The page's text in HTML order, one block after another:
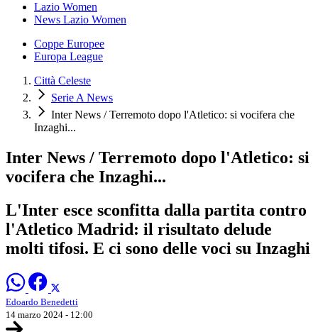
Lazio Women
News Lazio Women
Coppe Europee
Europa League
Città Celeste
Serie A News
Inter News / Terremoto dopo l'Atletico: si vocifera che
Inzaghi...
Inter News / Terremoto dopo l'Atletico: si
vocifera che Inzaghi...
L'Inter esce sconfitta dalla partita contro
l'Atletico Madrid: il risultato delude
molti tifosi. E ci sono delle voci su Inzaghi
Edoardo Benedetti
14 marzo 2024 - 12:00